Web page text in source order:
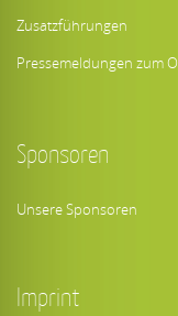
Zusatzführungen
Pressemeldungen zum
Sponsoren
Unsere Sponsoren
Imprint